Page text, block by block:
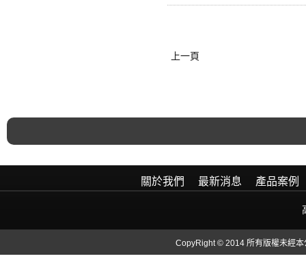
上一頁
關於我們 最新消息 產品案例
CopyRight © 2014 所有版權未經